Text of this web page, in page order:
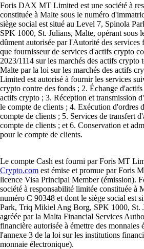
Foris DAX MT Limited est une société à
constituée à Malte sous le numéro
siège social est situé au Level 7, Spinola
SPK 1000, St. Julians, Malte, opérant sous
dûment autorisée par l'Autorité des services
que fournisseur de services d'actifs crypto
2023/1114 sur les marchés des actifs
Malte par la loi sur les marchés des actifs
Limited est autorisé à fournir les services
crypto contre des fonds ; 2. Échange
actifs crypto ; 3. Réception et transmission
le compte de clients ; 4. Exécution d'ordres
compte de clients ; 5. Services de transfert
compte de clients ; et 6. Conservation et
pour le compte de clients.
Le compte Cash est fourni par Foris MT
Crypto.com est émise et promue par Foris
licence Visa Principal Member (émission).
société à responsabilité limitée constituée à
numéro C 90348 et dont le siège social est
Park, Triq Mikiel Ang Borg, SPK 1000, St.
agréée par la Malta Financial Services
financière autorisée à émettre des monnaies
l'annexe 3 de la loi sur les institutions
monnaie électronique).